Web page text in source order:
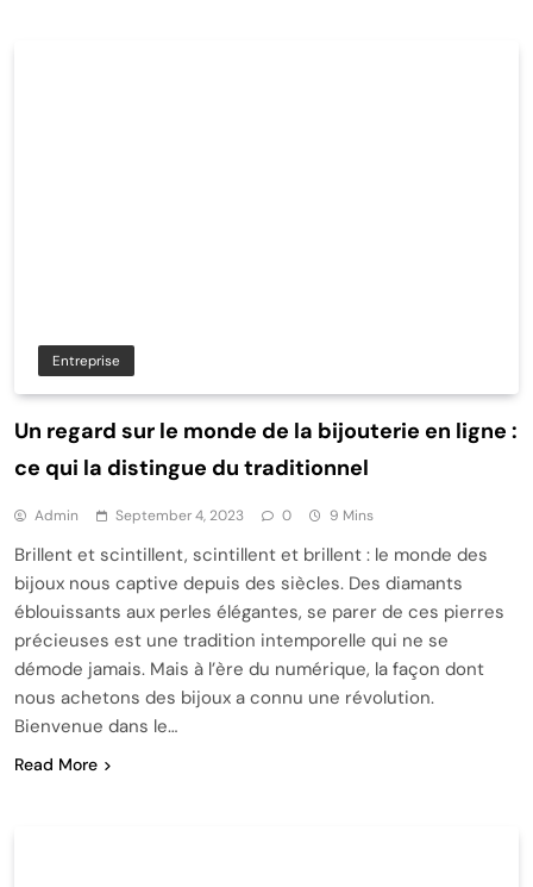
Entreprise
Un regard sur le monde de la bijouterie en ligne :
ce qui la distingue du traditionnel
Admin September 4, 2023 0 9 Mins
Brillent et scintillent, scintillent et brillent : le monde des
bijoux nous captive depuis des siècles. Des diamants
éblouissants aux perles élégantes, se parer de ces pierres
précieuses est une tradition intemporelle qui ne se
démode jamais. Mais à l’ère du numérique, la façon dont
nous achetons des bijoux a connu une révolution.
Bienvenue dans le…
Read More